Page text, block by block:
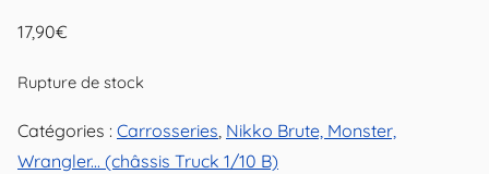
17,90€
Rupture de stock
Catégories : Carrosseries, Nikko Brute, Monster,
Wrangler... (châssis Truck 1/10 B)